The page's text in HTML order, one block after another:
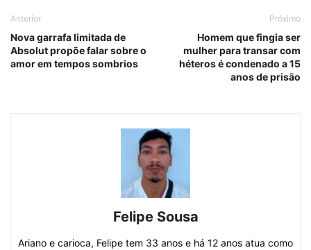
Anterior
Nova garrafa limitada de
Absolut propõe falar sobre o
amor em tempos sombrios
Próximo
Homem que fingia ser
mulher para transar com
héteros é condenado a 15
anos de prisão
Felipe Sousa
Ariano e carioca, Felipe tem 33 anos e há 12 anos atua como